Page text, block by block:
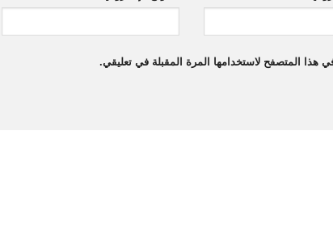
هذا المتصفح لاستخدامها المرة المقبلة في تعليقي.